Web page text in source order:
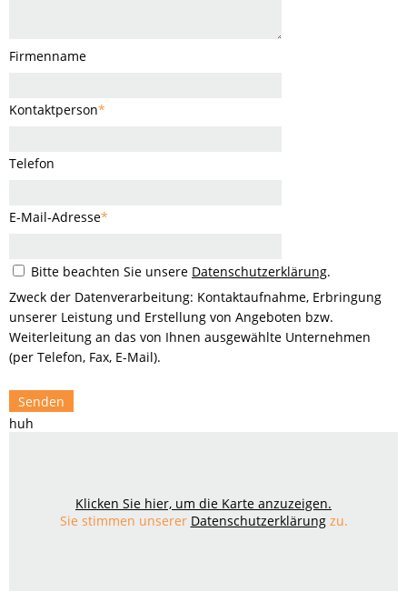
Firmenname
Kontaktperson*
Telefon
E-Mail-Adresse*
Bitte beachten Sie unsere Datenschutzerklärung.
Zweck der Datenverarbeitung: Kontaktaufnahme, Erbringung
unserer Leistung und Erstellung von Angeboten bzw.
Weiterleitung an das von Ihnen ausgewählte Unternehmen
(per Telefon, Fax, E-Mail).
Senden
huh
Klicken Sie hier, um die Karte anzuzeigen.
Sie stimmen unserer Datenschutzerklärungzu.